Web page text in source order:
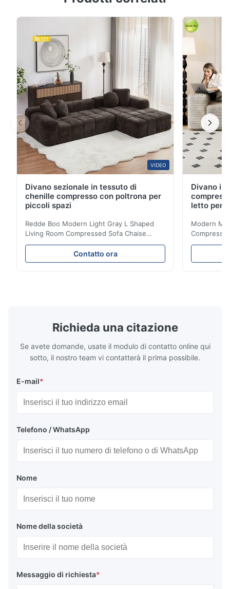
divano in pelle a forma di L ha una consistenza
intrinseca di alta gamma, che lo rende un elemento
chiave per migliorare l'eleganza della ...
VIDEO
Divano sezionale in tessuto di
chenille compresso con poltrona per
piccoli spazi
Redde Boo Modern Light Gray L Shaped
Living Room Compressed Sofa Chaise
Lounge Product Overview High resilience
soft sectional sofa designed for small
spaces, featuring a contemporary light gray
Contatto ora
Divano in
letto per
Modern
Room
Richieda una citazione
Se avete domande, usate il modulo di contatto online qui
sotto, il nostro team vi contatterà il prima possibile.
E-mail*
Telefono / WhatsApp
Nome
Nome della società
Messaggio di richiesta*